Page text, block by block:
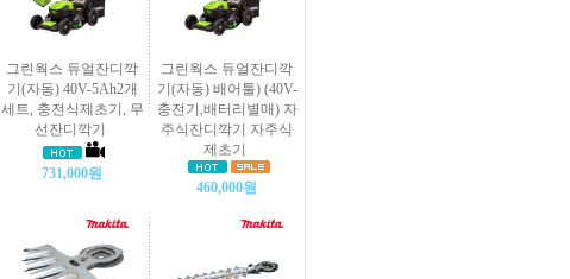
그린웍스 듀얼잔디깍
기(자동) 40V-5Ah2개
세트, 충전식제초기, 무
선잔디깍기
731,000원
그린웍스 듀얼잔디깍
기(자동) 배어툴) (40V-
충전기,배터리별매) 자
주식잔디깍기 자주식
제초기
460,000원